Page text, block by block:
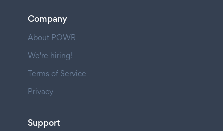
Company
About POWR
We're hiring!
Terms of Service
Privacy
Support